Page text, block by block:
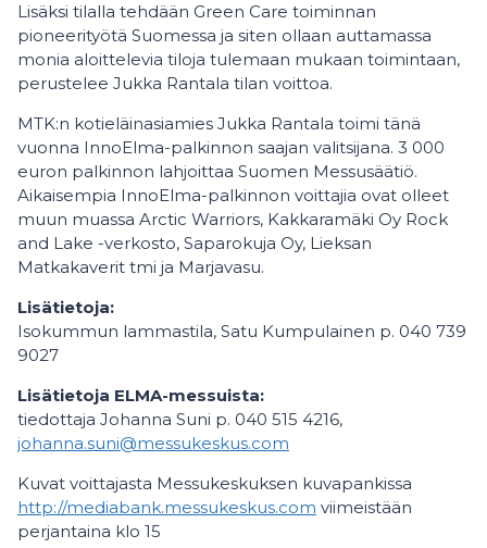
Lisäksi tilalla tehdään Green Care toiminnan
pioneerityötä Suomessa ja siten ollaan auttamassa
monia aloittelevia tiloja tulemaan mukaan toimintaan,
perustelee Jukka Rantala tilan voittoa.
MTK:n kotieläinasiamies Jukka Rantala toimi tänä
vuonna InnoElma-palkinnon saajan valitsijana. 3 000
euron palkinnon lahjoittaa Suomen Messusäätiö.
Aikaisempia InnoElma-palkinnon voittajia ovat olleet
muun muassa Arctic Warriors, Kakkaramäki Oy Rock
and Lake -verkosto, Saparokuja Oy, Lieksan
Matkakaverit tmi ja Marjavasu.
Lisätietoja:
Isokummun lammastila, Satu Kumpulainen p. 040 739
9027
Lisätietoja ELMA-messuista:
tiedottaja Johanna Suni p. 040 515 4216,
johanna.suni@messukeskus.com
Kuvat voittajasta Messukeskuksen kuvapankissa
http://mediabank.messukeskus.com viimeistään
perjantaina klo 15